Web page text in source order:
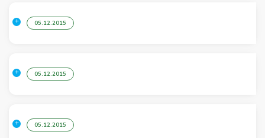
05.12.2015
05.12.2015
05.12.2015